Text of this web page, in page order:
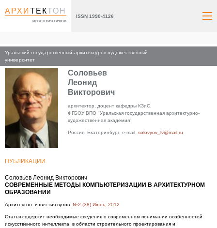
АРХИТЕКТОН
ИЗВЕСТИЯ ВУЗОВ
ISSN 1990-4126
Уральский государственный архитектурно-художественный
университет
Главная
Соловьев
Леонид
Викторович
архитектор, доцент кафедры КЗиС,
ФГБОУ ВПО "Уральская государственная архитектурно-
художественная академия"
Россия, Екатеринбург, e-mail: solovyov_lv@mail.ru
ПУБЛИКАЦИИ
Соловьев Леонид Викторович
СОВРЕМЕННЫЕ МЕТОДЫ КОМПЬЮТЕРИЗАЦИИ В АРХИТЕКТУРНОМ
ОБРАЗОВАНИИ
Архитектон: известия вузов. №2 (38) Июнь, 2012
Статья содержит необходимые сведения о современном понимании особенностей
искусственного интеллекта, в области строительного проектирования и